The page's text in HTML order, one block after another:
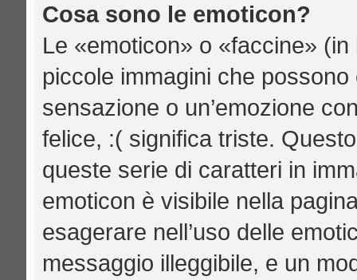
Cosa sono le emoticon?
Le «emoticon» o «faccine»
piccole immagini che
sensazione o un’emozione
felice, :( significa triste.
queste serie di caratteri in
emoticon è visibile nella
esagerare nell’uso delle
messaggio illeggibile, e un